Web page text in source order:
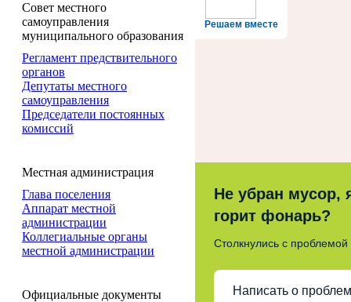
Совет местного
самоуправления
муниципального образования
Регламент предствительного
органов
Депутаты местного
самоуправления
Председатели постоянных
комиссий
Местная администрация
Глава поселения
Аппарат местной
администрации
Коллегиальные органы
местной администрации
Официальные документы
Решаем вместе
Не убран мусор,
горит фонарь?
Столкнулись с
Написать о